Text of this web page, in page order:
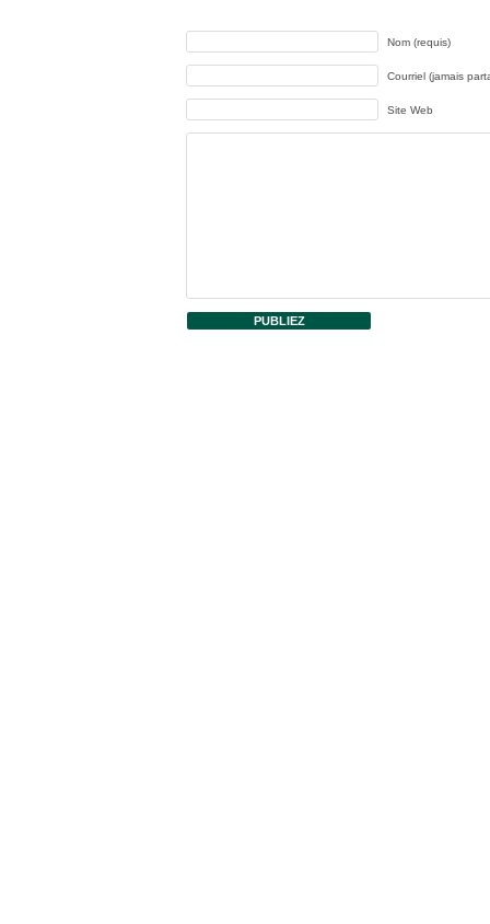
Nom (requis)
Courriel (jamais
Site Web